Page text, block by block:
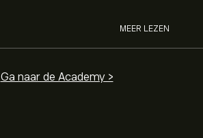
MEER LEZEN
Ga naar de Academy >